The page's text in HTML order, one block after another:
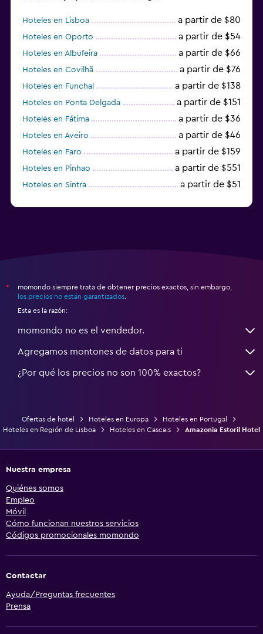
Hoteles en Lisboa a partir de $80
Hoteles en Oporto a partir de $54
Hoteles en Albufeira a partir de $66
Hoteles en Covilhã a partir de $76
Hoteles en Funchal a partir de $138
Hoteles en Ponta Delgada a partir de $151
Hoteles en Fátima a partir de $36
Hoteles en Aveiro a partir de $46
Hoteles en Faro a partir de $159
Hoteles en Pinhao a partir de $551
Hoteles en Sintra a partir de $51
*
momondo siempre trata de obtener precios exactos, sin embargo,
los precios no están garantizados
Esta es la razón:
momondo no es el vendedor.
Agregamos montones de datos para ti
¿Por qué los precios no son 100% exactos?
Ofertas de hotel Hoteles en Europa
Hoteles en Portugal
Hoteles en Región de Lisboa
Hoteles en Cascais Amazonia Estoril Hotel
Nuestra empresa
Quiénes somos
Empleo
Móvil
Cómo funcionan nuestros servicios
Códigos promocionales momondo
Contactar
Ayuda/Preguntas frecuentes
Prensa